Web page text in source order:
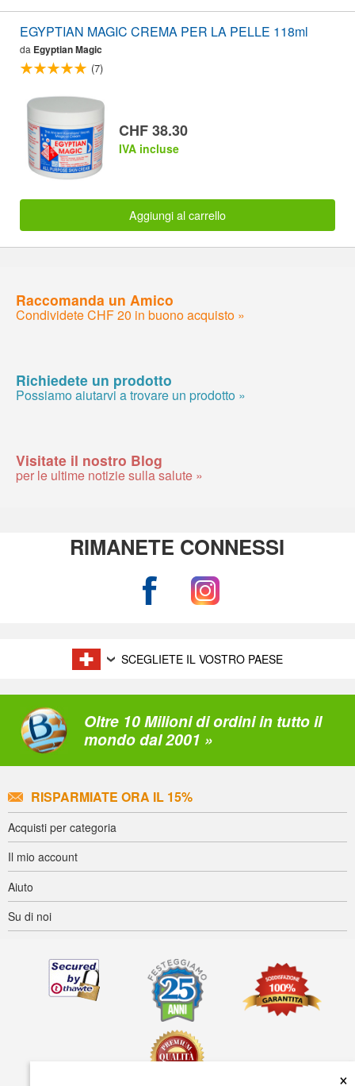
×
EGYPTIAN MAGIC CREMA PER LA PELLE 118ml
da Egyptian Magic
(7)
CHF 38.30
IVA incluse
Aggiungi al carrello
Raccomanda un Amico
Condividete CHF 20 in buono acquisto »
Richiedete un prodotto
Possiamo aiutarvi a trovare un prodotto »
Visitate il nostro Blog
per le ultime notizie sulla salute »
RIMANETE CONNESSI
SCEGLIETE IL VOSTRO PAESE
Oltre 10 Milioni di ordini in tutto il
mondo dal 2001 »
RISPARMIATE ORA IL 15%
Acquisti per categoria
Il mio account
Aiuto
Su di noi